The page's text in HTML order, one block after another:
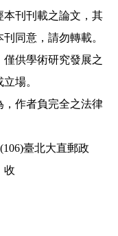
本刊刊載之論文，其
同意，請勿轉載。
供學術研究發展之
場。
，作者負完全之法律
臺北大直郵政
收